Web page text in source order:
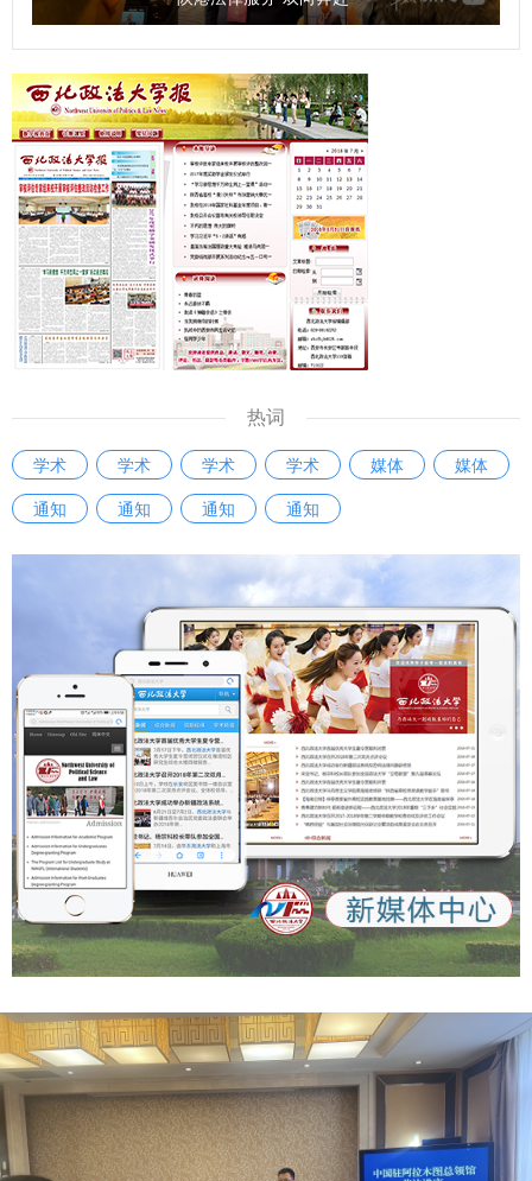
热词
学术 学术 学术 学术 媒体
媒体
通知
通知 通知 通知